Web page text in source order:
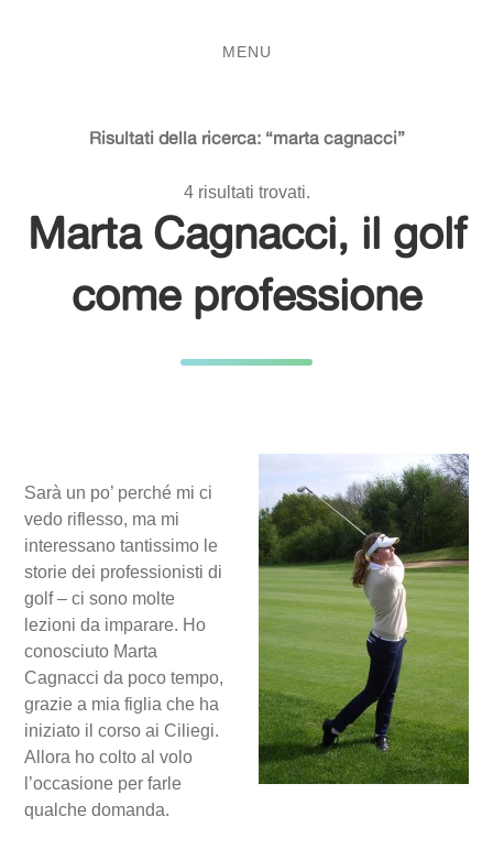
MENU
Risultati della ricerca: “marta cagnacci”
4 risultati trovati.
Marta Cagnacci, il golf
come professione
Sarà un po’ perché mi ci
vedo riflesso, ma mi
interessano tantissimo le
storie dei professionisti di
golf – ci sono molte
lezioni da imparare. Ho
conosciuto Marta
Cagnacci da poco tempo,
grazie a mia figlia che ha
iniziato il corso ai Ciliegi.
Allora ho colto al volo
l’occasione per farle
qualche domanda.